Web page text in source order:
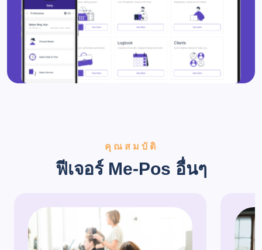
คุณสมบัติ
ฟีเจอร์ Me-Pos อื่นๆ